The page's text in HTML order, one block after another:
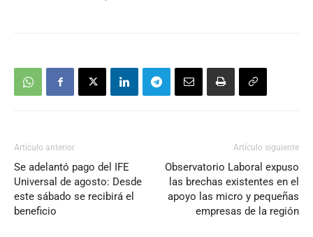
Artículo anterior
Se adelantó pago del IFE
Universal de agosto: Desde
este sábado se recibirá el
beneficio
Artículo siguiente
Observatorio Laboral expuso
las brechas existentes en el
apoyo las micro y pequeñas
empresas de la región